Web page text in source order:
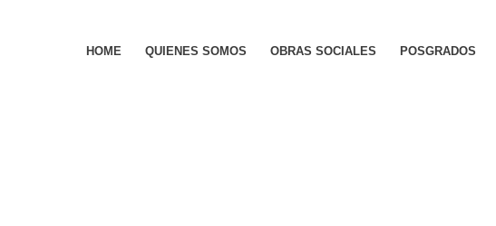
HOME QUIENES SOMOS OBRAS SOCIALES POSGRADOS